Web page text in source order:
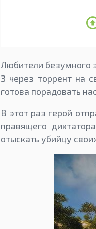
Любители безумного
3 через торрент на
готова порадовать
В этот раз герой
правящего
отыскать убийцу